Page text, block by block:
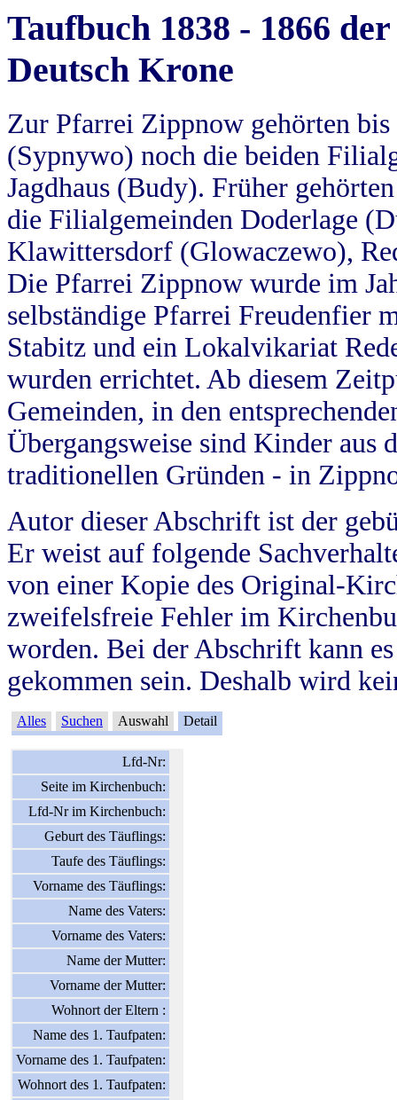
Taufbuch 1838 - 1866
Deutsch Krone
Zur Pfarrei Zippnow gehörten
(Sypnywo) noch die beiden
Jagdhaus (Budy). Früher
die Filialgemeinden Doderlage
Klawittersdorf (Glowaczewo),
Die Pfarrei Zippnow wurde im
selbständige Pfarrei Freudenfier
Stabitz und ein Lokalvikariat
wurden errichtet. Ab diesem
Gemeinden, in den
Übergangsweise sind Kinder aus
traditionellen Gründen - in
Autor dieser Abschrift ist der
Er weist auf folgende
von einer Kopie des Original-
zweifelsfreie Fehler im
worden. Bei der Abschrift kann
gekommen sein. Deshalb wird
Alles Suchen Auswahl Detail
Lfd-Nr:
Seite im Kirchenbuch:
Lfd-Nr im Kirchenbuch:
Geburt des Täuflings:
Taufe des Täuflings:
Vorname des Täuflings:
Name des Vaters:
Vorname des Vaters:
Name der Mutter:
Vorname der Mutter:
Wohnort der Eltern :
Name des 1. Taufpaten:
Vorname des 1. Taufpaten:
Wohnort des 1. Taufpaten: